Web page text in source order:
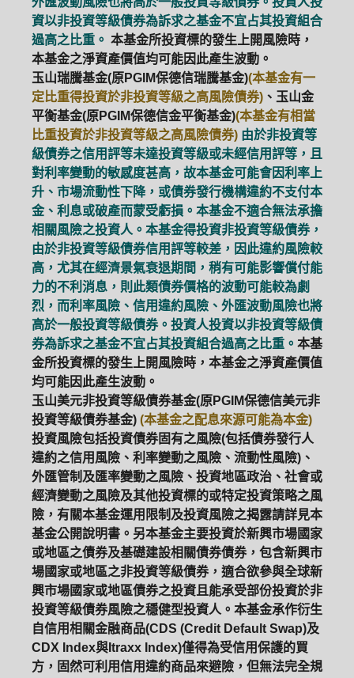
PGIM系列基金 168循環投資
定期(不)定額 高成長基金 月配息
資以非投資等級債券為訴求之基金不宜占其投資組合
過高之比重。 本基金所投資標的發生上開風險時，
本基金之淨資產價值均可能因此產生波動。
玉山瑞騰基金(原PGIM保德信瑞騰基金)(本基金有一
定比重得投資於非投資等級之高風險債券) 、玉山金
平衡基金(原PGIM保德信金平衡基金)(本基金有相當
比重投資於非投資等級之高風險債券) 由於非投資等
級債券之信用評等未達投資等級或未經信用評等，且
對利率變動的敏感度甚高，故本基金可能會因利率上
升、市場流動性下降，或債券發行機構違約不支付本
金、利息或破產而蒙受虧損。本基金不適合無法承擔
相關風險之投資人。本基金得投資非投資等級債券，
由於非投資等級債券信用評等較差，因此違約風險較
高，尤其在經濟景氣衰退期間，稍有可能影響償付能
力的不利消息，則此類債券價格的波動可能較為劇
烈，而利率風險、信用違約風險、外匯波動風險也將
高於一般投資等級債券。投資人投資以非投資等級債
券為訴求之基金不宜占其投資組合過高之比重。 本基
金所投資標的發生上開風險時，本基金之淨資產價值
均可能因此產生波動。
玉山美元非投資等級債券基金(原PGIM保德信美元非
投資等級債券基金) (本基金之配息來源可能為本金)
投資風險包括投資債券固有之風險(包括債券發行人
違約之信用風險、利率變動之風險、流動性風險)、
外匯管制及匯率變動之風險、投資地區政治、社會或
經濟變動之風險及其他投資標的或特定投資策略之風
險，有關本基金運用限制及投資風險之揭露請詳見本
基金公開說明書。另本基金主要投資於新興市場國家
或地區之債券及基礎建設相關債券債券，包含新興市
場國家或地區之非投資等級債券，適合欲參與全球新
興市場國家或地區債券之投資且能承受部份投資於非
投資等級債券風險之穩健型投資人。本基金承作衍生
自信用相關金融商品(CDS (Credit Default Swap)及
CDX Index與Itraxx Index)僅得為受信用保護的買
方，固然可利用信用違約商品來避險，但無法完全規